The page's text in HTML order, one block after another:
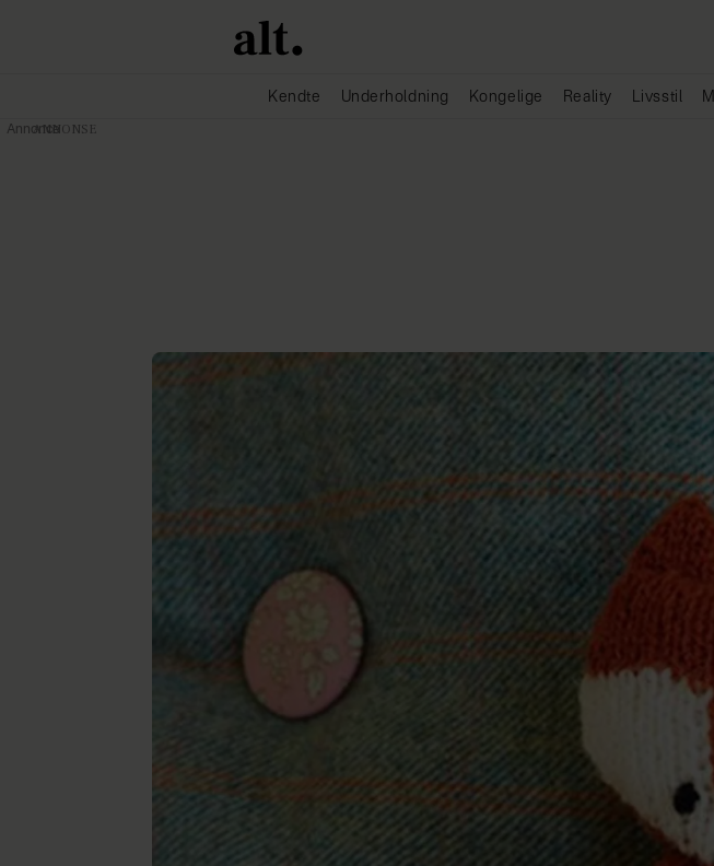
Kendte Underholdning Kongelige Reality Livsstil
Annonce